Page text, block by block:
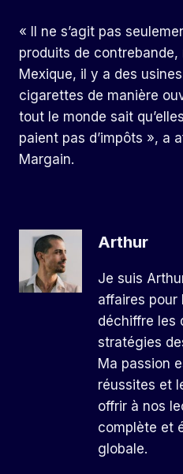
« Il ne s’agit pas
produits de contrebande,
Mexique, il y a des
cigarettes de manière
tout le monde sait
paient pas d’impôts », a
Margain.
Arthur
Je suis
affaires pour
déchiffre les
stratégies
Ma passion
réussites et
offrir à nos
complète et
globale.